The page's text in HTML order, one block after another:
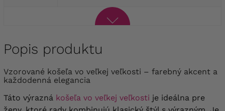
Popis produktu
Vzorované košeľa vo veľkej veľkosti – farebný akcent a
každodenná elegancia
Táto výrazná košeľa vo veľkej veľkosti je ideálna pre